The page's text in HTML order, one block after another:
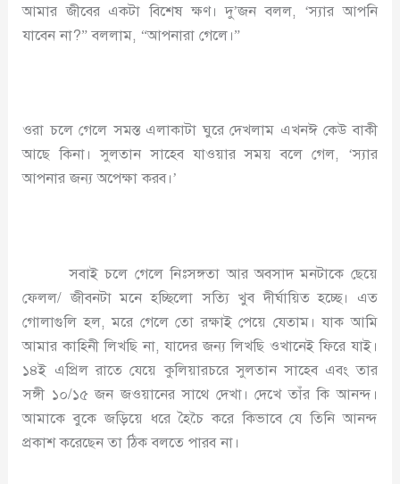
আমার জীবের একটা বিশেষ ক্ষণ। দু’জন বলল, ‘স্যার আপনি
যাবেন না?” বললাম, “আপনারা গেলে।”
ওরা চলে গেলে সমস্ত এলাকাটা ঘুরে দেখলাম এখনঈ কেউ বাকী
আছে কিনা। সুলতান সাহেব যাওয়ার সময় বলে গেল, ‘স্যার
আপনার জন্য অপেক্ষা করব।’
সবাই চলে গেলে নিঃসঙ্গতা আর অবসাদ মনটাকে ছেয়ে
ফেলল/ জীবনটা মনে হচ্ছিলো সত্যি খুব দীর্ঘায়িত হচ্ছে। এত
গোলাগুলি হল, মরে গেলে তো রক্ষাই পেয়ে যেতাম। যাক আমি
আমার কাহিনী লিখছি না, যাদের জন্য লিখছি ওখানেই ফিরে যাই।
১৪ই এপ্রিল রাতে যেয়ে কুলিয়ারচরে সুলতান সাহেব এবং তার
সঙ্গী ১০/১৫ জন জওয়ানের সাথে দেখা। দেখে তাঁর কি আনন্দ।
আমাকে বুকে জড়িয়ে ধরে হৈচৈ করে কিভাবে যে তিনি আনন্দ
প্রকাশ করেছেন তা ঠিক বলতে পারব না।